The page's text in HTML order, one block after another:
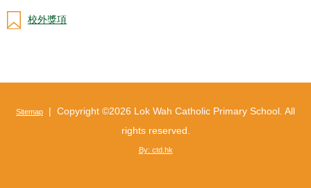
校外獎項
Sitemap | Copyright ©2026 Lok Wah Catholic Primary School. All
rights reserved.
By: ctd.hk